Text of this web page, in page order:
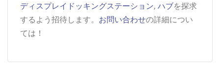
ディスプレイドッキングステーション, ハブを探求
するよう招待します。 お問い合わせの詳細につい
ては！